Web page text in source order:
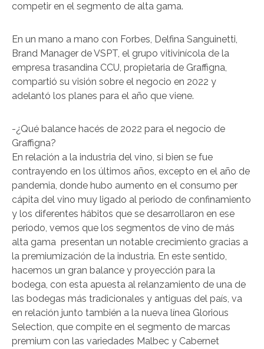
competir en el segmento de alta gama.
En un mano a mano con Forbes, Delfina Sanguinetti,
Brand Manager de VSPT, el grupo vitivinícola de la
empresa trasandina CCU, propietaria de Graffigna,
compartió su visión sobre el negocio en 2022 y
adelantó los planes para el año que viene.
-¿Qué balance hacés de 2022 para el negocio de
Graffigna?
En relación a la industria del vino, si bien se fue
contrayendo en los últimos años, excepto en el año de
pandemia, donde hubo aumento en el consumo per
cápita del vino muy ligado al periodo de confinamiento
y los diferentes hábitos que se desarrollaron en ese
periodo, vemos que los segmentos de vino de más
alta gama presentan un notable crecimiento gracias a
la premiumización de la industria. En este sentido,
hacemos un gran balance y proyección para la
bodega, con esta apuesta al relanzamiento de una de
las bodegas más tradicionales y antiguas del país, va
en relación junto también a la nueva línea Glorious
Selection, que compite en el segmento de marcas
premium con las variedades Malbec y Cabernet